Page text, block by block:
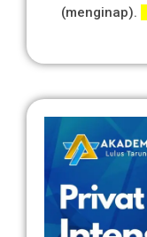
(menginap).